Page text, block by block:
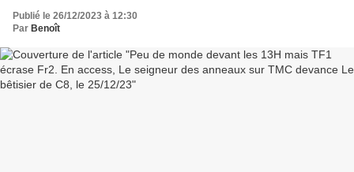
Publié le 26/12/2023 à 12:30
Par Benoît